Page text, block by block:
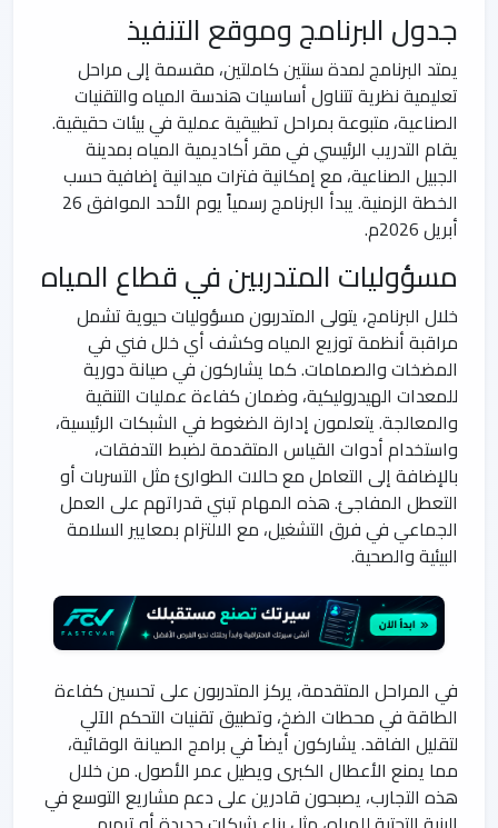
جدول البرنامج وموقع التنفيذ
يمتد البرنامج لمدة سنتين كاملتين، مقسمة إلى مراحل
تعليمية نظرية تتناول أساسيات هندسة المياه والتقنيات
الصناعية، متبوعة بمراحل تطبيقية عملية في بيئات حقيقية.
يقام التدريب الرئيسي في مقر أكاديمية المياه بمدينة
الجبيل الصناعية، مع إمكانية فترات ميدانية إضافية حسب
الخطة الزمنية. يبدأ البرنامج رسمياً يوم الأحد الموافق 26
أبريل 2026م.
مسؤوليات المتدربين في قطاع المياه
خلال البرنامج، يتولى المتدربون مسؤوليات حيوية تشمل
مراقبة أنظمة توزيع المياه وكشف أي خلل فني في
المضخات والصمامات. كما يشاركون في صيانة دورية
للمعدات الهيدروليكية، وضمان كفاءة عمليات التنقية
والمعالجة. يتعلمون إدارة الضغوط في الشبكات الرئيسية،
واستخدام أدوات القياس المتقدمة لضبط التدفقات،
بالإضافة إلى التعامل مع حالات الطوارئ مثل التسربات أو
التعطل المفاجئ. هذه المهام تبني قدراتهم على العمل
الجماعي في فرق التشغيل، مع الالتزام بمعايير السلامة
البيئية والصحية.
في المراحل المتقدمة، يركز المتدربون على تحسين كفاءة
الطاقة في محطات الضخ، وتطبيق تقنيات التحكم الآلي
لتقليل الفاقد. يشاركون أيضاً في برامج الصيانة الوقائية،
مما يمنع الأعطال الكبرى ويطيل عمر الأصول. من خلال
هذه التجارب، يصبحون قادرين على دعم مشاريع التوسع في